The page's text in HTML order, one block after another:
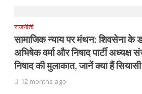
राजनीती
सामाजिक न्याय पर मंथन: शिवसेना के
अभिषेक वर्मा और निषाद पार्टी अध्यक्ष
निषाद की मुलाकात, जानें क्या हैं
12 months ago